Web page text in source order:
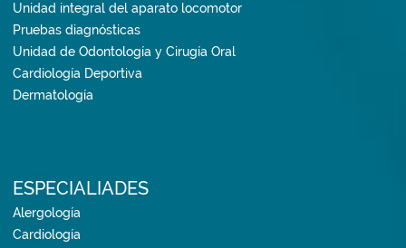
Unidad integral del aparato locomotor
Pruebas diagnósticas
Unidad de Odontología y Cirugía Oral
Cardiología Deportiva
Dermatología
ESPECIALIADES
Alergología
Cardiología